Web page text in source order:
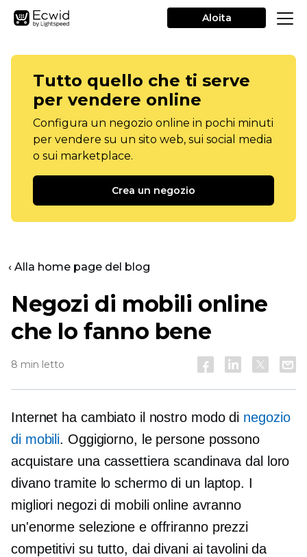
Aloita
Tutto quello che ti serve
per vendere online
Configura un negozio online in pochi minuti
per vendere su un sito web, sui social media
o sui marketplace.
Crea un negozio
‹ Alla home page del blog
Negozi di mobili online
che lo fanno bene
8 min letto
Internet ha cambiato il nostro modo di negozio
di mobili. Oggigiorno, le persone possono
acquistare una cassettiera scandinava dal loro
divano tramite lo schermo di un laptop. I
migliori negozi di mobili online avranno
un'enorme selezione e offriranno prezzi
competitivi su tutto, dai divani ai tavolini da